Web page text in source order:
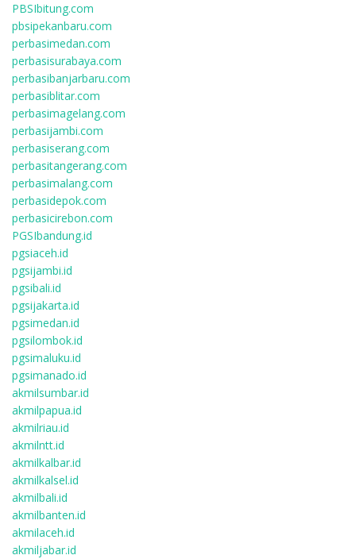
PBSIbitung.com
pbsipekanbaru.com
perbasimedan.com
perbasisurabaya.com
perbasibanjarbaru.com
perbasiblitar.com
perbasimagelang.com
perbasijambi.com
perbasiserang.com
perbasitangerang.com
perbasimalang.com
perbasidepok.com
perbasicirebon.com
PGSIbandung.id
pgsiaceh.id
pgsijambi.id
pgsibali.id
pgsijakarta.id
pgsimedan.id
pgsilombok.id
pgsimaluku.id
pgsimanado.id
akmilsumbar.id
akmilpapua.id
akmilriau.id
akmilntt.id
akmilkalbar.id
akmilkalsel.id
akmilbali.id
akmilbanten.id
akmilaceh.id
akmiljabar.id